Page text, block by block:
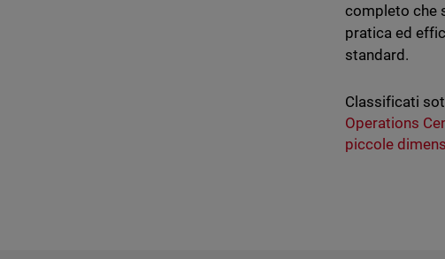
completo che
pratica ed
standard.
Classificati
Operations
piccole